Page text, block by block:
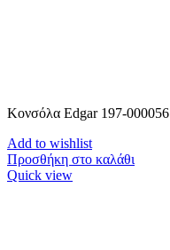
Κονσόλα Edgar 197-000056
Add to wishlist
Προσθήκη στο καλάθι
Quick view